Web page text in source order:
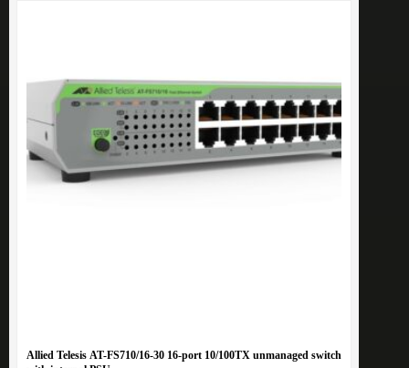
Allied Telesis AT-FS710/16-30 16-port 10/100TX unmanaged switch